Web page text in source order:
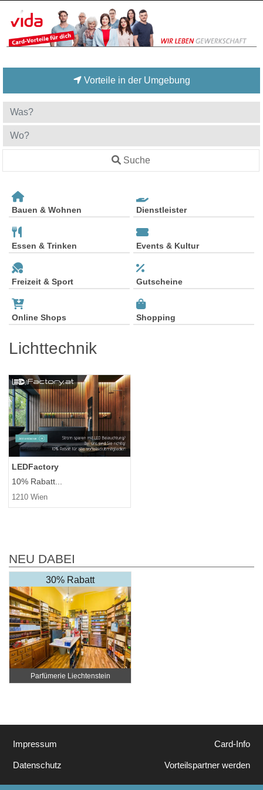
Vorteile in der Umgebung
Suche
Bauen & Wohnen Dienstleister
Essen & Trinken Events & Kultur
Freizeit & Sport Gutscheine
Online Shops Shopping
Lichttechnik
LEDFactory
10% Rabatt...
1210 Wien
NEU DABEI
30% Rabatt
Parfümerie Liechtenstein
Impressum
Datenschutz
Card-Info
Vorteilspartner werden